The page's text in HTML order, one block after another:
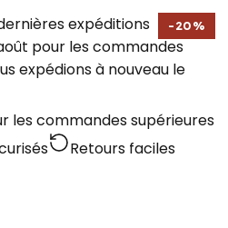
expéditions
pour les commandes
expédions à nouveau le
les commandes supérieures
Retours faciles
- 20 %